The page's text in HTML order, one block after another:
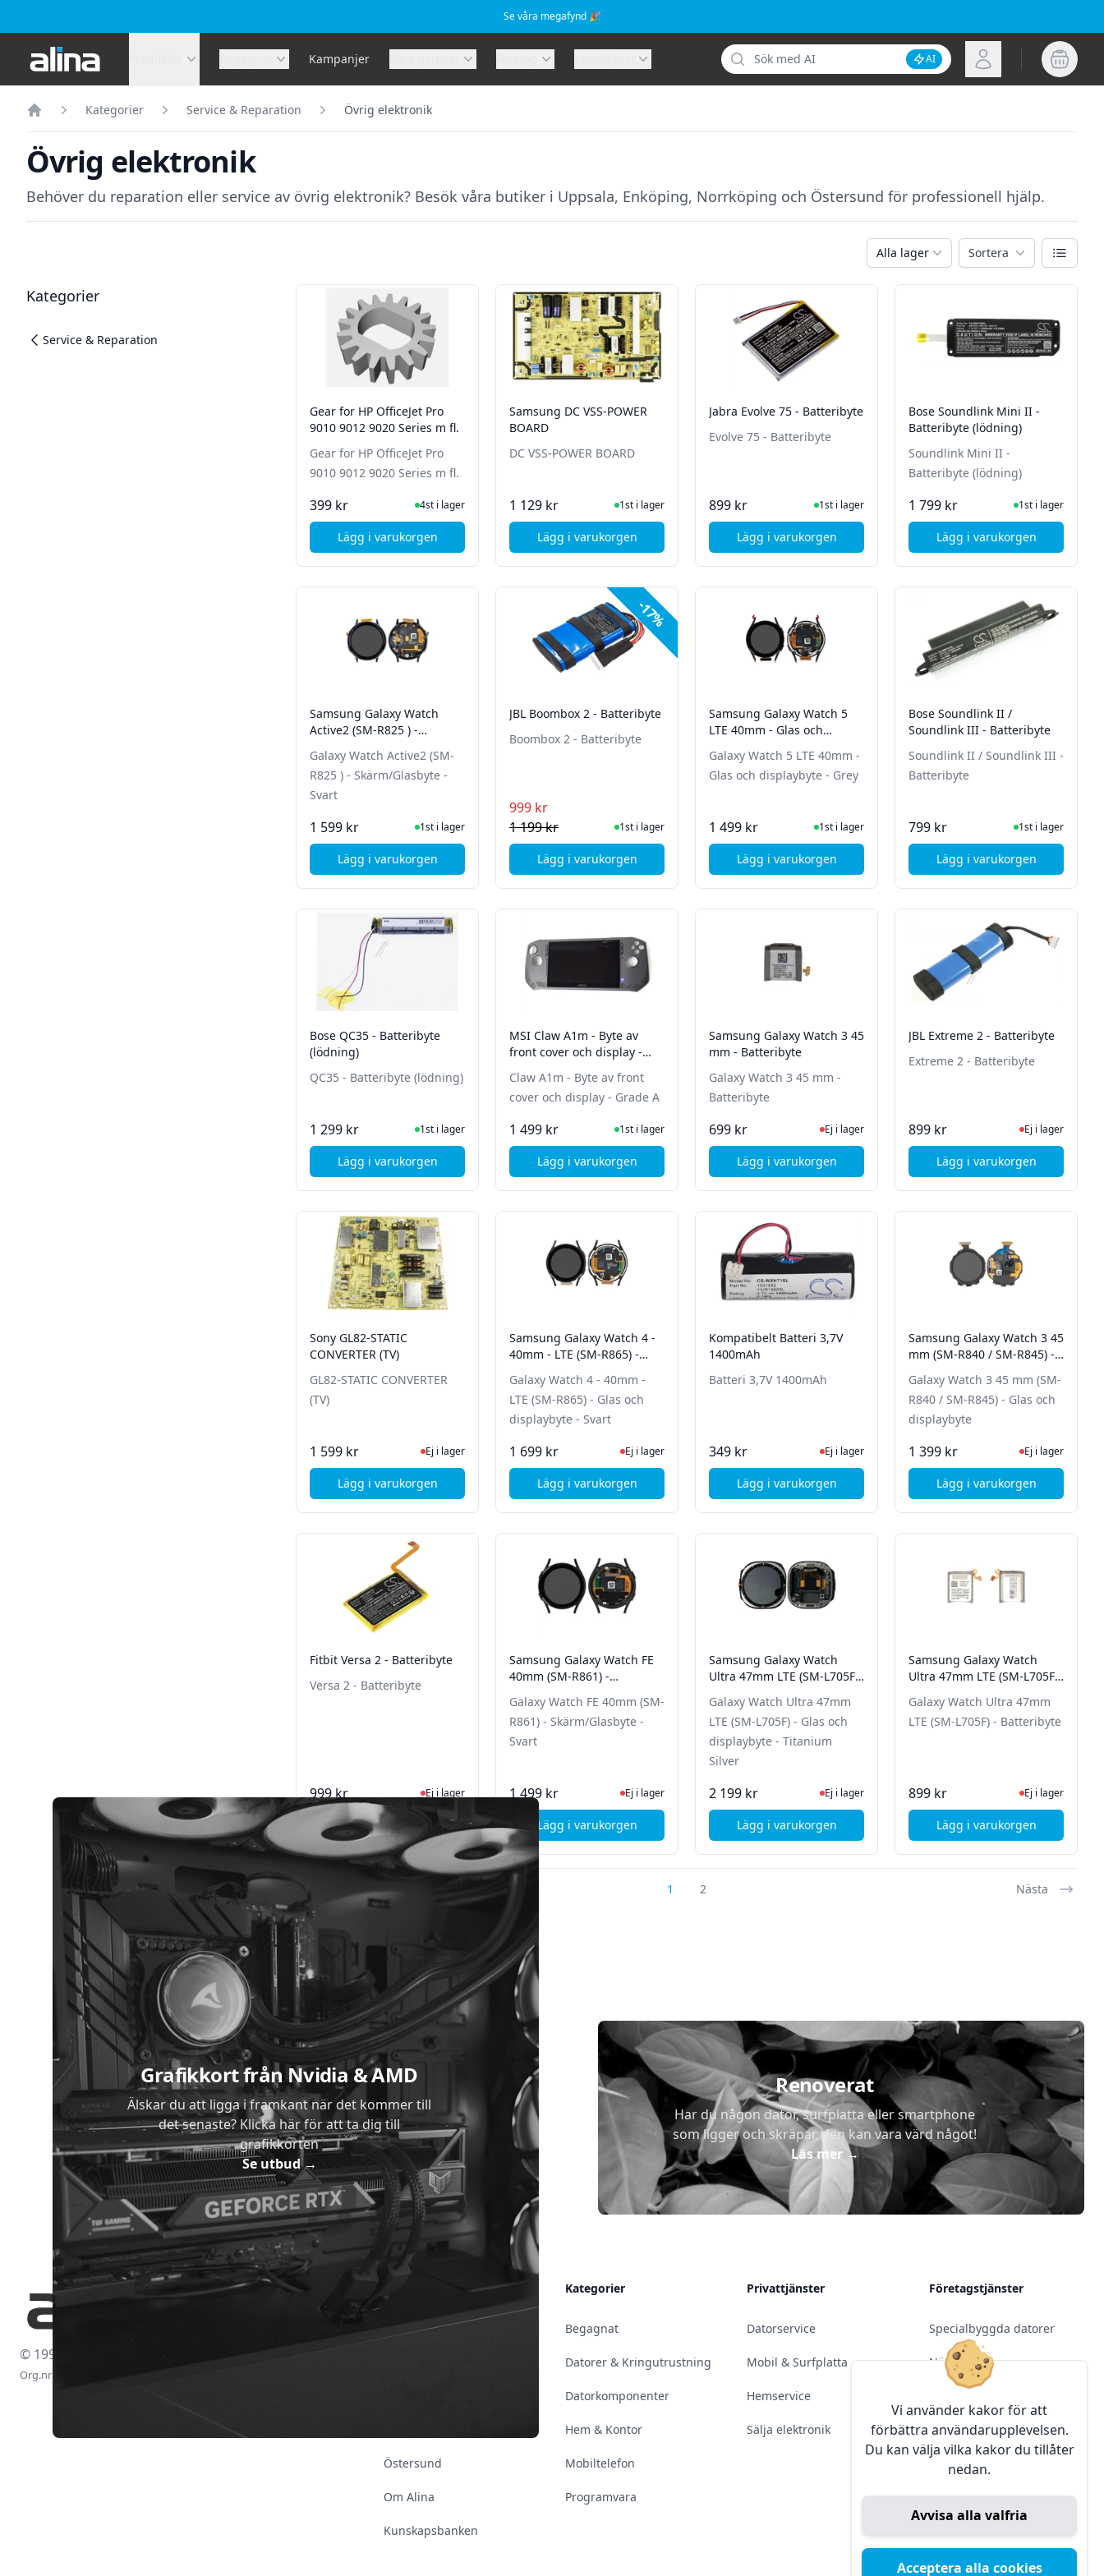
Se våra megafynd 🎉
Alina.se Kampanjer
Sök
Inaktivera AI-sökning
AI Logga in
Hem
Kategorier Service & Reparation Övrig elektronik
Övrig elektronik
Behöver du reparation eller service av övrig elektronik? Besök våra butiker i Uppsala, Enköping, Norrköping och Östersund för professionell hjälp.
Alla lager Sortera Växla vy
Filter
Kategorier
Service & Reparation
Produkter
Gear for HP OfficeJet Pro
9010 9012 9020 Series m fl.
Gear for HP OfficeJet Pro
9010 9012 9020 Series m fl.
399 kr I Lager4st i lager
Lägg i varukorgen, Gear for HP OfficeJet Pro 9010 9012 9020 Series m fl.
Samsung DC VSS-POWER
BOARD
DC VSS-POWER BOARD
1 129 kr I Lager1st i lager
Lägg i varukorgen, Samsung DC VSS-POWER BOARD
Jabra Evolve 75 - Batteribyte
Evolve 75 - Batteribyte
899 kr I Lager1st i lager
Lägg i varukorgen, Jabra Evolve 75 - Batteribyte
Bose Soundlink Mini II -
Batteribyte (lödning)
Soundlink Mini II -
Batteribyte (lödning)
1 799 kr I Lager1st i lager
Lägg i varukorgen
, Bose Soundlink
Samsung Galaxy Watch
Active2 (SM-R825 ) -
Galaxy Watch Active2 (SM-
R825 ) - Skärm/Glasbyte -
Svart
1 599 kr I Lager1st i lager
Lägg i varukorgen, Samsung Galaxy Watch Active2 (SM-R825 ) - Skärm/Glasbyte - Svart
-17%
JBL Boombox 2 - Batteribyte
Boombox 2 - Batteribyte
999 kr
1 199 kr
I Lager1st i lager
Lägg i varukorgen, JBL Boombox 2 - Batteribyte
Samsung Galaxy Watch 5
LTE 40mm - Glas och
Galaxy Watch 5 LTE 40mm -
Glas och displaybyte - Grey
1 499 kr I Lager1st i lager
Lägg i varukorgen, Samsung Galaxy Watch 5 LTE 40mm - Glas och
Bose Soundlink II /
Soundlink III - Batteribyte
Soundlink II / Soundlink III -
Batteribyte
799 kr I Lager1st i lager
Lägg i varukorgen, Bose Soundlink II /
Bose QC35 - Batteribyte
(lödning)
QC35 - Batteribyte (lödning)
1 299 kr I Lager1st i lager
Lägg i varukorgen, Bose QC35 - Batteribyte (lödning)
MSI Claw A1m - Byte av
front cover och display -
Claw A1m - Byte av front
cover och display - Grade A
1 499 kr I Lager1st i lager
Lägg i varukorgen, MSI Claw A1m - Byte av front cover och display - Grade A
Samsung Galaxy Watch 3 45
mm - Batteribyte
Galaxy Watch 3 45 mm -
Batteribyte
699 kr Ej i lager, besök produktsidan för senaste status
Ej i lager
Lägg i varukorgen, Samsung Galaxy Watch 3 45 mm - Batteribyte
JBL Extreme 2 - Batteribyte
Extreme 2 - Batteribyte
899 kr Ej i lager, besök
Ej i lager
Lägg i varukorgen
, JBL Extreme 2 -
Sony GL82-STATIC
CONVERTER (TV)
GL82-STATIC CONVERTER
(TV)
1 599 kr Ej i lager, besök produktsidan för senaste status
Ej i lager
Lägg i varukorgen, Sony GL82-STATIC CONVERTER (TV)
Samsung Galaxy Watch 4 -
40mm - LTE (SM-R865) -
Galaxy Watch 4 - 40mm -
LTE (SM-R865) - Glas och
displaybyte - Svart
1 699 kr Ej i lager, besök produktsidan för senaste status
Ej i lager
Lägg i varukorgen, Samsung Galaxy Watch 4 - 40mm - LTE (SM-R865) - Glas och displaybyte - Svart
Kompatibelt Batteri 3,7V
1400mAh
Batteri 3,7V 1400mAh
349 kr Ej i lager, besök produktsidan för senaste status
Ej i lager
Lägg i varukorgen, Kompatibelt Batteri 3,7V 1400mAh
Samsung Galaxy Watch 3 45
mm (SM-R840 / SM-R845) -
Galaxy Watch 3 45 mm (SM-
R840 / SM-R845) - Glas och
displaybyte
1 399 kr Ej i lager, besök
Ej i lager
Lägg i varukorgen
Fitbit Versa 2 - Batteribyte
Versa 2 - Batteribyte
999 kr Ej i lager, besök produktsidan för senaste status
Ej i lager
Lägg i varukorgen, Fitbit Versa 2 - Batteribyte
Samsung Galaxy Watch FE
40mm (SM-R861) -
Galaxy Watch FE 40mm (SM-
R861) - Skärm/Glasbyte -
Svart
1 499 kr Ej i lager, besök produktsidan för senaste status
Ej i lager
Lägg i varukorgen, Samsung Galaxy Watch FE 40mm (SM-R861) - Skärm/Glasbyte - Svart
Samsung Galaxy Watch
Ultra 47mm LTE (SM-L705F)
Titanium Silver
Galaxy Watch Ultra 47mm
LTE (SM-L705F) - Glas och
displaybyte - Titanium
Silver
2 199 kr Ej i lager, besök produktsidan för senaste status
Ej i lager
Lägg i varukorgen, Samsung Galaxy Watch Ultra 47mm LTE (SM-L705F) -
Samsung Galaxy Watch
Ultra 47mm LTE (SM-L705F)
Galaxy Watch Ultra 47mm
LTE (SM-L705F) - Batteribyte
899 kr Ej i lager, besök
Ej i lager
Lägg i varukorgen, Samsung Galaxy
1 2 Nästa
Vi använder kakor för att
förbättra användarupplevelsen.
Du kan välja vilka kakor du tillåter
nedan.
Avvisa alla valfria
Acceptera alla cookies
Grafikkort från Nvidia & AMD
Älskar du att ligga i framkant när det kommer till
det senaste? Klicka här för att ta dig till
grafikkorten
Se utbud→
Renoverat
Har du någon dator, surfplatta eller smartphone
som ligger och skräpar, den kan vara värd något!
Läs mer→
© 1997-2026
Org.nr: 556438-4260
Kontakt & Öppettider
Östersund
Om Alina
Kunskapsbanken
Kategorier
Begagnat
Datorer & Kringutrustning
Datorkomponenter
Hem & Kontor
Mobiltelefon
Programvara
Privattjänster
Datorservice
Mobil & Surfplatta
Hemservice
Sälja elektronik
Företagstjänster
Specialbyggda datorer
Nätverk
Programvara
Server & Backup
Konferens & Public Display
Sälja elektronik